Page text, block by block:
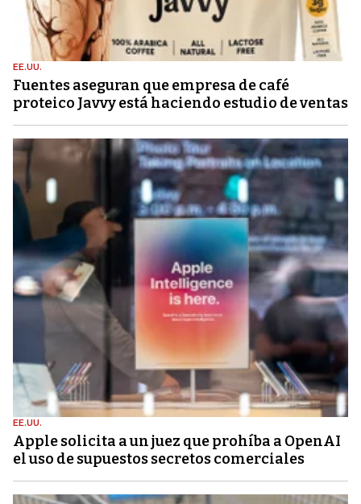
EE.UU.
Fuentes aseguran que empresa de café
proteico Javvy está haciendo estudio de ventas
EE.UU.
Apple solicita a un juez que prohíba a OpenAI
el uso de supuestos secretos comerciales